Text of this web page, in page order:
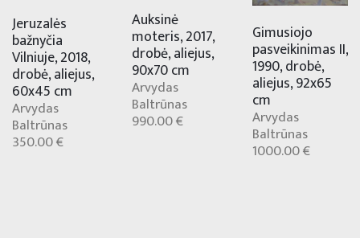
Jeruzalės
bažnyčia
Vilniuje, 2018,
drobė, aliejus,
60x45 cm
Arvydas
Baltrūnas
350.00 €
Auksinė
moteris, 2017,
drobė, aliejus,
90x70 cm
Arvydas
Baltrūnas
990.00 €
Gimusiojo
pasveikinimas II,
1990, drobė,
aliejus, 92x65
cm
Arvydas
Baltrūnas
1000.00 €